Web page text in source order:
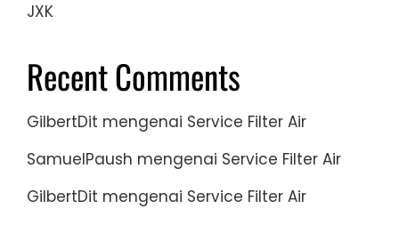
JXK
Recent Comments
GilbertDit mengenai Service Filter Air
SamuelPaush mengenai Service Filter Air
GilbertDit mengenai Service Filter Air